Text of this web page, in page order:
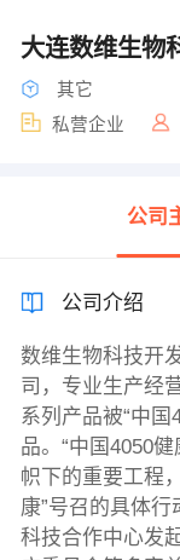
大连数维生物
其它
私营企业
公司
公司介绍
数维生物科技开
司，专业生产经
系列产品被“中
品。“中国4050
帜下的重要工程
康”号召的具体
科技合作中心发